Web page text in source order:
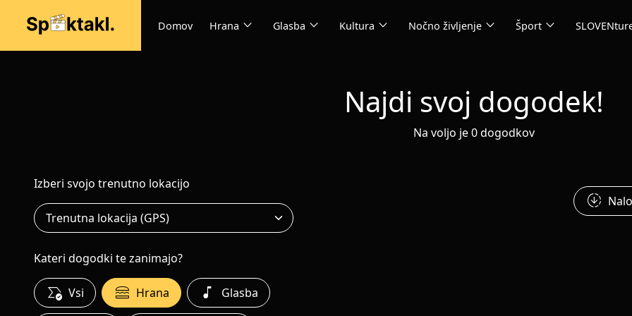
Domov Hrana expand_more Glasba expand_more Kultura expand_more Nočno življenje expand_more Šport expand_more
Najdi svoj dogodek!
Na voljo je 0 dogodkov
Izberi svojo trenutno lokacijo
Kateri dogodki te zanimajo?
all_match Vsi lunch_dining Hrana music_note Glasba
downloading